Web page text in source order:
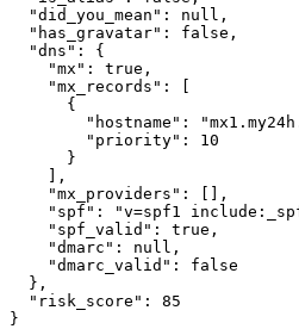
  "did_you_mean": null,
  "has_gravatar": false,
  "dns": {
    "mx": true,
    "mx_records": [
      {
"hostname":
        "priority": 10
      }
    ],
    "mx_providers": [],
"spf": "v=spf1
    "spf_valid": true,
    "dmarc": null,
    "dmarc_valid": false
  },
  "risk_score": 85
}